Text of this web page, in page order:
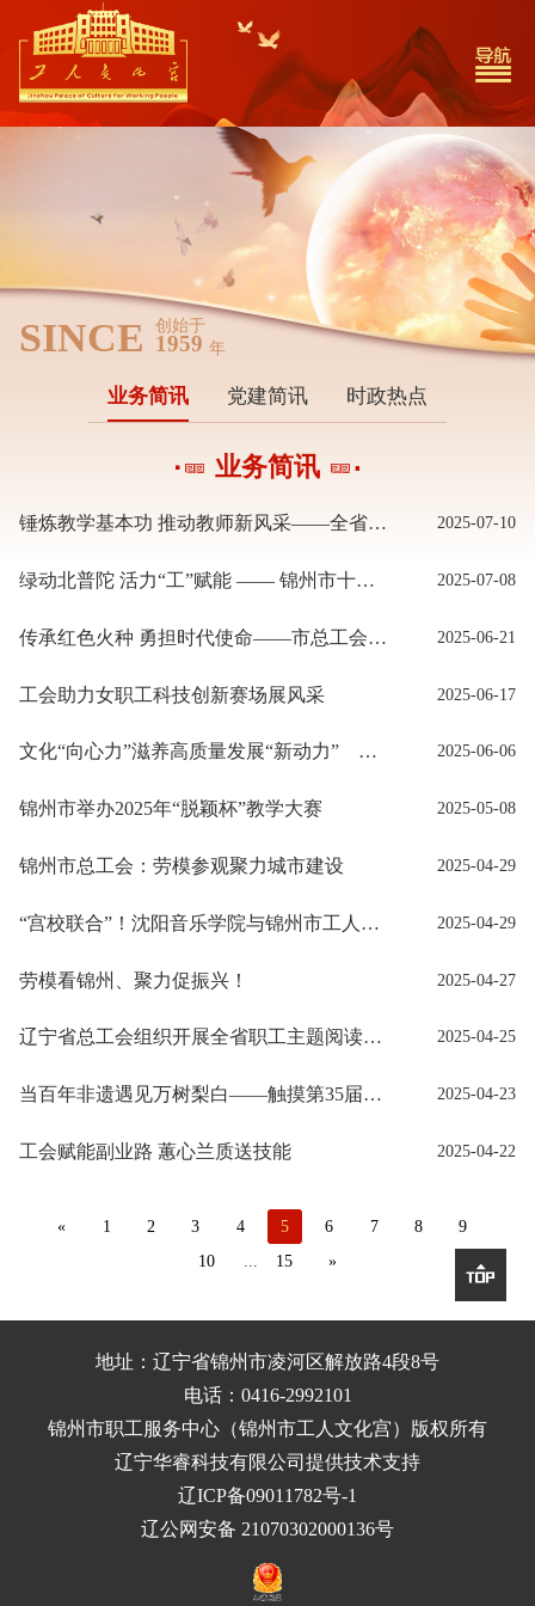

SINCE 创始于
1959 年
业务简讯 党建简讯 时政热点
业务简讯
锤炼教学基本功 推动教师新风采——全省中小学青年教师教学竞赛在锦举办 2025-07-10
绿动北普陀 活力“工”赋能 —— 锦州市十大行业工会联合会引领锦城职工共赴健康之旅 2025-07-08
传承红色火种 勇担时代使命——市总工会携手团市委、市妇联开展红色教育活动 2025-06-21
工会助力女职工科技创新赛场展风采 2025-06-17
文化“向心力”滋养高质量发展“新动力” 携手共创职工向往的幸福生活 2025-06-06
锦州市举办2025年“脱颖杯”教学大赛 2025-05-08
锦州市总工会：劳模参观聚力城市建设 2025-04-29
“宫校联合”！沈阳音乐学院与锦州市工人文化宫签约授牌仪式 2025-04-29
劳模看锦州、聚力促振兴！ 2025-04-27
辽宁省总工会组织开展全省职工主题阅读活动 2025-04-25
当百年非遗遇见万树梨白——触摸第35届北镇梨花节的非遗文化 2025-04-23
工会赋能副业路 蕙心兰质送技能 2025-04-22
« 1 2 3 4 5 6 7 8
9
10
15 »
地址：辽宁省锦州市凌河区解放路4段8号
电话：0416-2992101
锦州市职工服务中心（锦州市工人文化宫） 版权所有
辽宁华睿科技有限公司提供技术支持
辽ICP备09011782号-1
辽公网安备 21070302000136号